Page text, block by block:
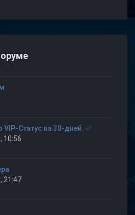
VIP-Статус на 30-дней. ✅
10:56
21:47